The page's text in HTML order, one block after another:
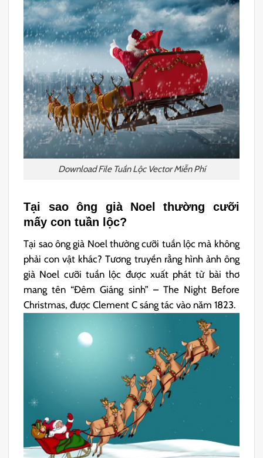
Download File Tuần Lộc Vector Miễn Phí
Tại sao ông già Noel thường cưỡi
mấy con tuần lộc?
Tại sao ông già Noel thường cưỡi tuần lộc mà không
phải con vật khác? Tương truyền rằng hình ảnh ông
già Noel cưỡi tuần lộc được xuất phát từ bài thơ
mang tên “Đêm Giáng sinh” – The Night Before
Christmas, được Clement C sáng tác vào năm 1823.